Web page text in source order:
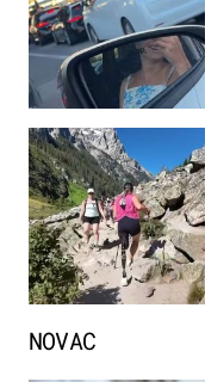
NOVAC